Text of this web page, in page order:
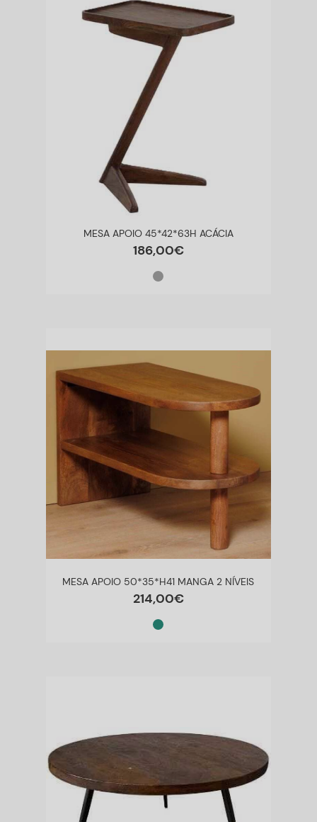
MESA APOIO 45*42*63H ACÁCIA
186,00€
MESA APOIO 50*35*H41 MANGA 2 NÍVEIS
214,00€